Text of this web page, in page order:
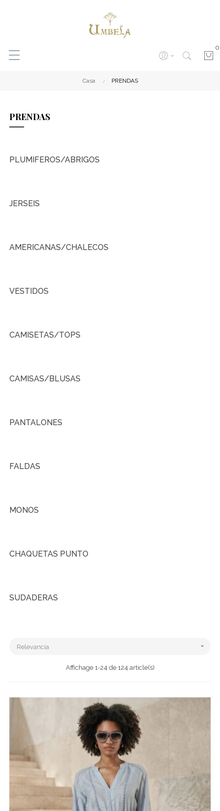
0
Casa PRENDAS
PRENDAS
PLUMIFEROS/ABRIGOS
JERSEIS
AMERICANAS/CHALECOS
VESTIDOS
CAMISETAS/TOPS
CAMISAS/BLUSAS
PANTALONES
FALDAS
MONOS
CHAQUETAS PUNTO
SUDADERAS
Relevancia 
Affichage 1-24 de 124 article(s)